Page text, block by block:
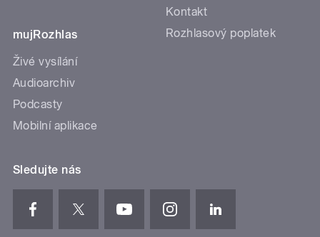
mujRozhlas
Živé vysílání
Audioarchiv
Podcasty
Mobilní aplikace
Kontakt
Rozhlasový poplatek
Sledujte nás